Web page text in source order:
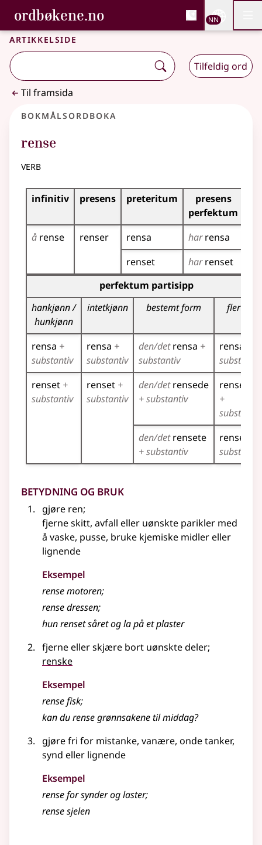
Gå til hovudinnhald
Tilgjenge
ordbøkene.no, Bokmålsordboka og
Bokmålsordboka og Nynorskordboka
NN
Artikkelside
Tilfeldig ord
Til framsida
Bokmålsordboka
rense
verb
Bøyingstabell for dette verbet
infinitiv presens preteritum
presens
perfektum
å rense renser rensa harrensa
renset
harrenset
Bøyingstabell for dette verbet (partisippformer)
perfektum partisipp
hankjønn /
hunkjønn
intetkjønn bestemt form flertall
rensa +
substantiv
rensa +
substantiv
den/detrensa +
substantiv
rensa
substantiv
renset +
substantiv
renset +
substantiv
den/detrensede
+ substantiv
rensede
+
substantiv
den/detrensete
+ substantiv
rensete
substantiv
Betydning og bruk
gjøre ren;
fjerne skitt, avfall eller uønskte parikler med
å vaske, pusse, bruke kjemiske midlereller
lignende
Eksempel
rense motoren;
rense dressen;
hun renset såret og la på et plaster
fjerne eller skjære bort uønskte deler;
renske
Eksempel
rense fisk;
kan du rense grønnsakene til middag?
gjøre fri for mistanke, vanære, onde tanker,
synd eller lignende
Eksempel
rense for synder og laster;
rense sjelen